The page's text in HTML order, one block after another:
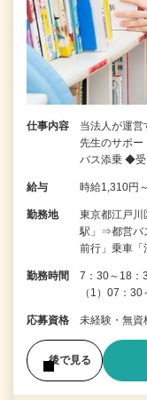
仕事内容
当法人が運
先生のサポ
バス添乗 ◆
給与 時給1,310円
勤務地
東京都江戸川
駅」⇒都営バ
前行」乗車「
勤務時間
7：30～18：
（1）07：
応募資格 未経験・無資
後で見る